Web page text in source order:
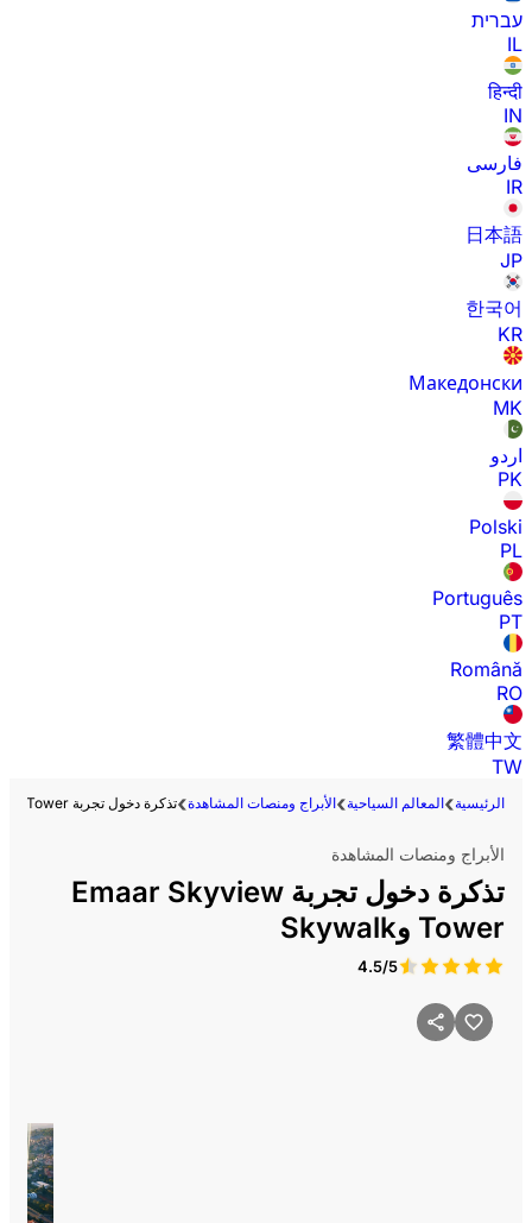
עברית
IL
हिन्दी
IN
فارسی
IR
日本語
JP
한국어
KR
Македонски
MK
اردو
PK
Polski
PL
Português
PT
Română
RO
繁體中文
TW
الرئيسية المعالم السياحية الأبراج ومنصات المشاهدة تذكرة دخول تجربة Emaar Skyview Tower وSkywalk
الأبراج ومنصات المشاهدة
تذكرة دخول تجربة Emaar Skyview
Tower وSkywalk
4.5/5